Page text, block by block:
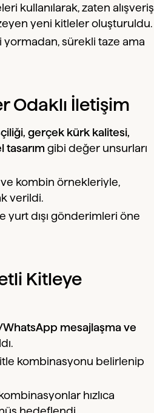
kullanılarak, zaten alışveriş
yeni kitleler oluşturuldu.
yormadan, sürekli taze ama
Odaklı İletişim
gerçek kürk kalitesi,
tasarım gibi değer unsurları
kombin örnekleriyle,
verildi.
yurt dışı gönderimleri öne
Kitleye
WhatsApp mesajlaşma ve
kombinasyonu belirlenip
hızlıca